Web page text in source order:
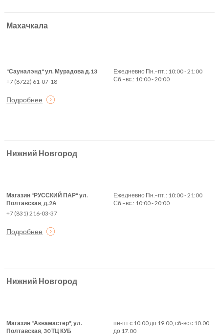
Махачкала
"Сауналэнд" ул. Мурадова д.13
+7 (8722) 61-07-18
Подробнее
Ежедневно Пн.–пт.: 10:00 - 21:00
Сб.–вс.: 10:00 - 20:00
Нижний Новгород
Магазин "РУССКИЙ ПАР" ул.
Полтавская, д.2А
+7 (831) 216-03-37
Подробнее
Ежедневно Пн.–пт.: 10:00 - 21:00
Сб.–вс.: 10:00 - 20:00
Нижний Новгород
Магазин "Аквамастер", ул.
Полтавская, 30 ТЦ КУБ
пн-пт с 10.00 до 19.00, сб-вс с 10.00
до 17.00